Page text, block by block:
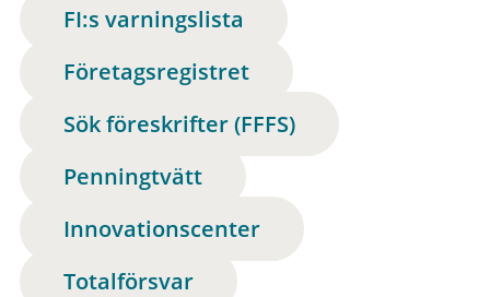
FI:s varningslista
Företagsregistret
Sök föreskrifter (FFFS)
Penningtvätt
Innovationscenter
Totalförsvar